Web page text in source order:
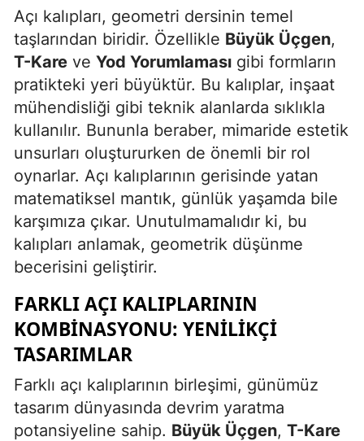
Kilis
Osmaniye
Düzce
Açı kalıpları, geometri dersinin temel
taşlarından biridir. Özellikle Büyük Üçgen,
T-Kare ve Yod Yorumlaması gibi formların
pratikteki yeri büyüktür. Bu kalıplar, inşaat
mühendisliği gibi teknik alanlarda sıklıkla
kullanılır. Bununla beraber, mimaride estetik
unsurları oluştururken de önemli bir rol
oynarlar. Açı kalıplarının gerisinde yatan
matematiksel mantık, günlük yaşamda bile
karşımıza çıkar. Unutulmamalıdır ki, bu
kalıpları anlamak, geometrik düşünme
becerisini geliştirir.
FARKLI AÇI KALIPLARININ
KOMBINASYONU: YENILIKÇI
TASARIMLAR
Farklı açı kalıplarının birleşimi, günümüz
tasarım dünyasında devrim yaratma
potansiyeline sahip. Büyük Üçgen, T-Kare